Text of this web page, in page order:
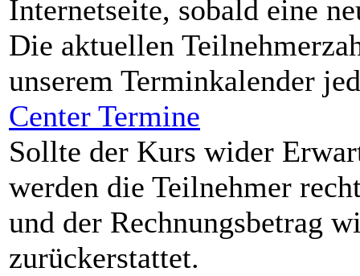
Internetseite, sobald eine
Die aktuellen
unserem Terminkalender
Center Termine
Sollte der Kurs wider
werden die Teilnehmer
und der Rechnungsbetrag
zurückerstattet.